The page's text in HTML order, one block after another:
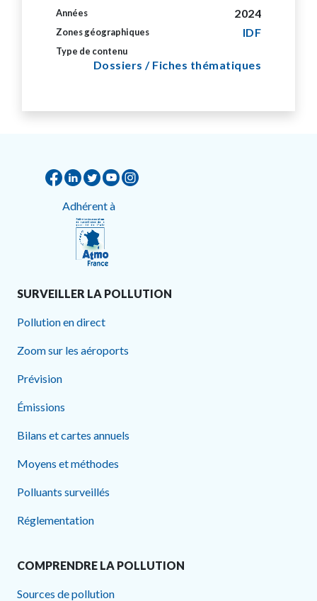
Années 2024
Zones géographiques IDF
Type de contenu
Dossiers / Fiches thématiques
Adhérent à
SURVEILLER LA POLLUTION
Pollution en direct
Zoom sur les aéroports
Prévision
Émissions
Bilans et cartes annuels
Moyens et méthodes
Polluants surveillés
Réglementation
COMPRENDRE LA POLLUTION
Sources de pollution